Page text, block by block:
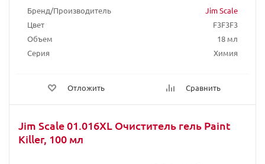
Бренд/Производитель
Jim Scale
Цвет
F3F3F3
Объем
18 мл
Серия
Химия
Отложить Сравнить
Jim Scale 01.016XL Очиститель гель Paint
Killer, 100 мл